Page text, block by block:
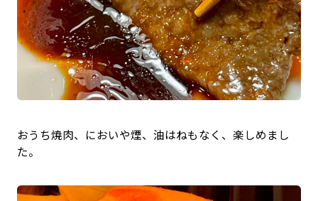
おうち焼肉、においや煙、油はねもなく、楽しめまし
た。